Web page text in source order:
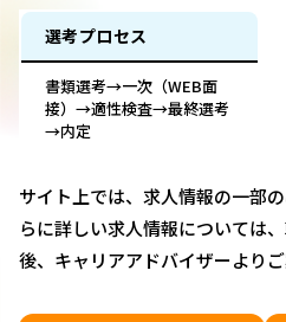
選考プロセス
書類選考→一次（WEB面
接）→適性検査→最終選考
→内定
サイト上では、求人情報の一部
らに詳しい求人情報については
後、キャリアアドバイザーよりご